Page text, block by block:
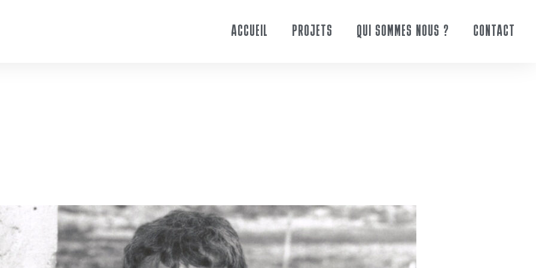
ACCUEIL PROJETS QUI SOMMES NOUS ? CONTACT